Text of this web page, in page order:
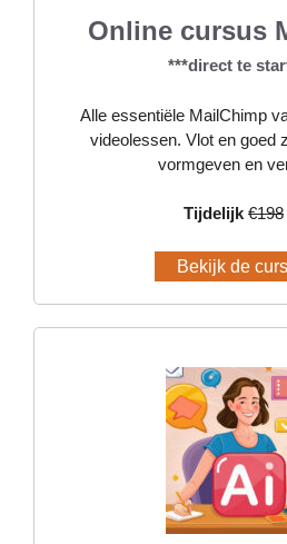
Online cursus
***direct te
Alle essentiële MailChimp
videolessen. Vlot en goed
vormgeven en
Tijdelijk €198
Bekijk de